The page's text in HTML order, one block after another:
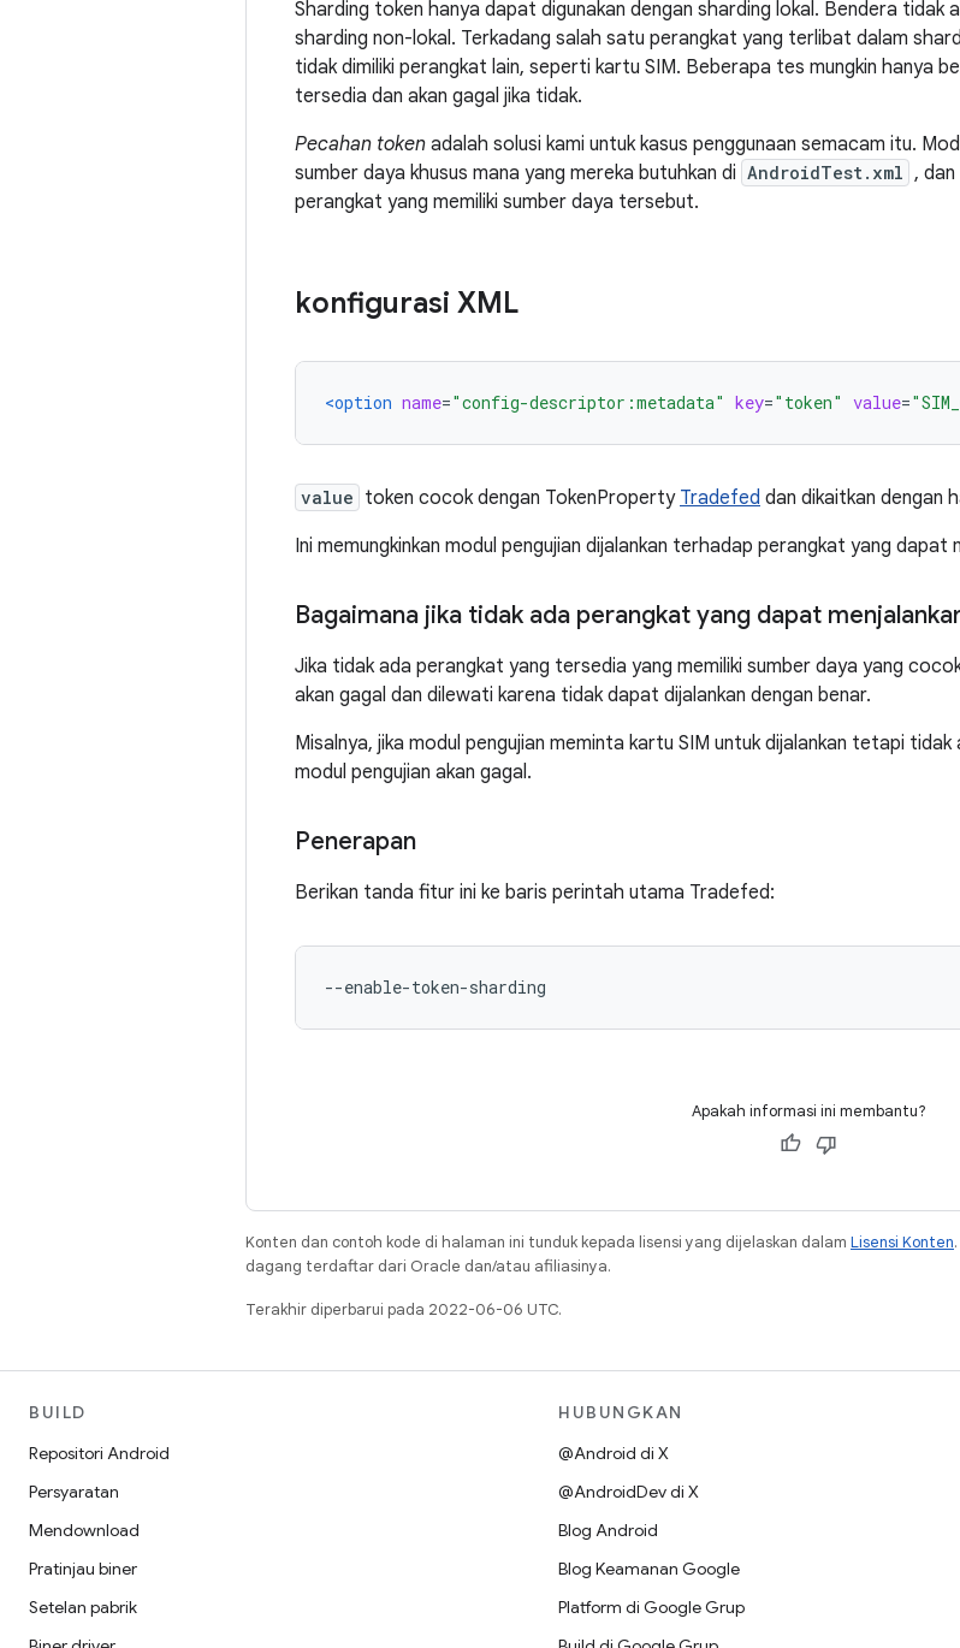
Sharding token hanya dapat digunakan dengan sharding lokal. Bendera tidak
sharding non-lokal. Terkadang salah satu perangkat yang terlibat dalam
tidak dimiliki perangkat lain, seperti kartu SIM. Beberapa tes mungkin hanya
tersedia dan akan gagal jika tidak.
Pecahan token adalah solusi kami untuk kasus penggunaan semacam itu.
sumber daya khusus mana yang mereka butuhkan di AndroidTest.xml ,
perangkat yang memiliki sumber daya tersebut.
konfigurasi XML
<option name="config-descriptor:metadata" key="token" value=
value token cocok dengan TokenProperty Tradefed dan dikaitkan dengan
Ini memungkinkan modul pengujian dijalankan terhadap perangkat yang dapat
Bagaimana jika tidak ada perangkat yang dapat
Jika tidak ada perangkat yang tersedia yang memiliki sumber daya yang
akan gagal dan dilewati karena tidak dapat dijalankan dengan benar.
Misalnya, jika modul pengujian meminta kartu SIM untuk dijalankan tetapi
modul pengujian akan gagal.
Penerapan
Berikan tanda fitur ini ke baris perintah utama Tradefed:
--enable-token-sharding
Apakah informasi ini membantu?
Konten dan contoh kode di halaman ini tunduk kepada lisensi yang dijelaskan dalam Lisensi Konten
dagang terdaftar dari Oracle dan/atau afiliasinya.
Terakhir diperbarui pada 2022-06-06 UTC.
BUILD
Repositori Android
Persyaratan
Mendownload
Pratinjau biner
Setelan pabrik
HUBUNGKAN
@Android di X
@AndroidDev di X
Blog Android
Blog Keamanan Google
Platform di Google Grup